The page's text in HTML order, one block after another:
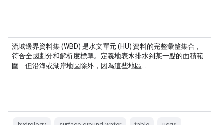
流域邊界資料集 (WBD) 是水文單元 (HU) 資料的完整彙整集合，
符合全國劃分和解析度標準。定義地表水排水到某一點的面積範
圍，但沿海或湖岸地區除外，因為這些地區…